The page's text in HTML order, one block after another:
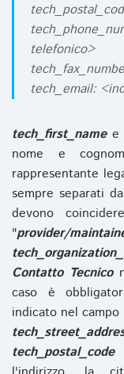
telefonico>
tech_email:
tech_first_namee
nome e
rappresentante
sempre separati
devono
"provider/
Contatto Tecnico
caso è
indicato nel campo
tech_postal_code